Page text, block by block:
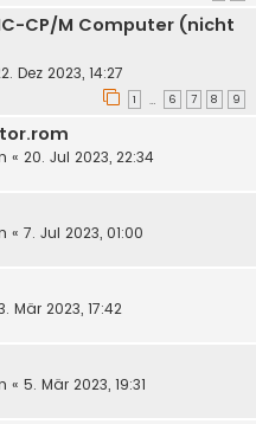
CP/M Computer (nicht
Dez 2023, 14:27
1 … 6 7 8 9
« 20. Jul 2023, 22:34
« 7. Jul 2023, 01:00
Mär 2023, 17:42
« 5. Mär 2023, 19:31